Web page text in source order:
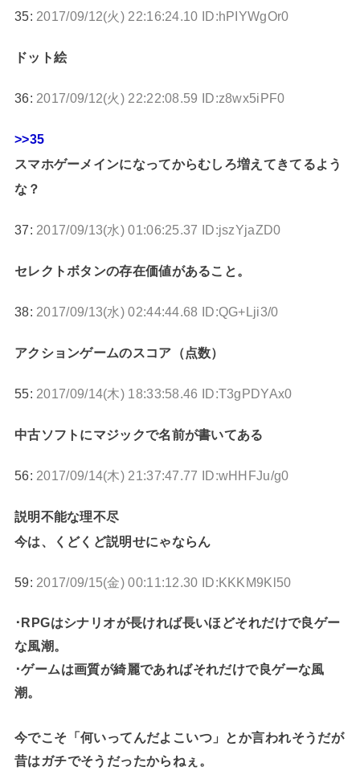
35: 2017/09/12(火) 22:16:24.10 ID:hPIYWgOr0
ドット絵
36: 2017/09/12(火) 22:22:08.59 ID:z8wx5iPF0
>>35
スマホゲーメインになってからむしろ増えてきてるよう
な？
37: 2017/09/13(水) 01:06:25.37 ID:jszYjaZD0
セレクトボタンの存在価値があること。
38: 2017/09/13(水) 02:44:44.68 ID:QG+Lji3/0
アクションゲームのスコア（点数）
55: 2017/09/14(木) 18:33:58.46 ID:T3gPDYAx0
中古ソフトにマジックで名前が書いてある
56: 2017/09/14(木) 21:37:47.77 ID:wHHFJu/g0
説明不能な理不尽
今は、くどくど説明せにゃならん
59: 2017/09/15(金) 00:11:12.30 ID:KKKM9Kl50
･RPGはシナリオが長ければ長いほどそれだけで良ゲー
な風潮。
･ゲームは画質が綺麗であればそれだけで良ゲーな風
潮。
今でこそ「何いってんだよこいつ」とか言われそうだが
昔はガチでそうだったからねぇ。